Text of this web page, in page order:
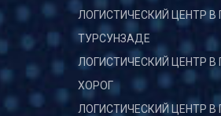
ЛОГИСТИЧЕСКИЙ ЦЕНТР В
ТУРСУНЗАДЕ
ЛОГИСТИЧЕСКИЙ ЦЕНТР В
ХОРОГ
ЛОГИСТИЧЕСКИЙ ЦЕНТР В